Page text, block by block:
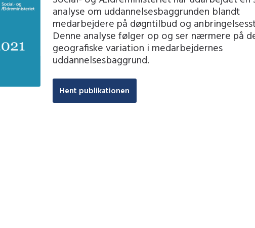
analyse om uddannelsesbaggrunden blandt
medarbejdere på døgntilbud og
Denne analyse følger op og ser nærmere på
geografiske variation i medarbejdernes
uddannelsesbaggrund.
Hent publikationen